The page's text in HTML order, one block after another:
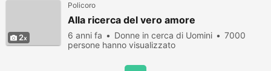
2
Policoro
Alla ricerca del vero amore
6 anni fa Donne in cerca di Uomini
7000
persone hanno visualizzato